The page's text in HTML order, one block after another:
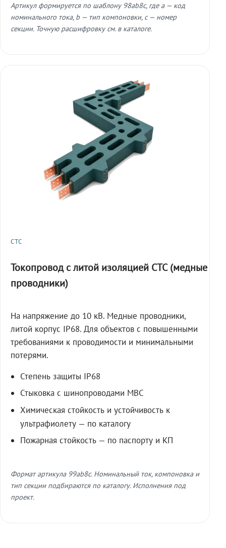
Артикул формируется по шаблону 98ab8c, где a — код
номинального тока, b — тип компоновки, c — номер
секции. Точную расшифровку см. в каталоге.
СТС
Токопровод с литой изоляцией СТС (медные
проводники)
На напряжение до 10 кВ. Медные проводники,
литой корпус IP68. Для объектов с повышенными
требованиями к проводимости и минимальными
потерями.
Степень защиты IP68
Стыковка с шинопроводами МВС
Химическая стойкость и устойчивость к
ультрафиолету — по каталогу
Пожарная стойкость — по паспорту и КП
Формат артикула 99ab8c. Номинальный ток, компоновка и
тип секции подбираются по каталогу. Исполнения под
проект.